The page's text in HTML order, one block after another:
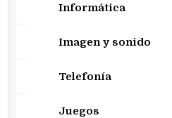
Informática
Imagen y sonido
Telefonía
Juegos